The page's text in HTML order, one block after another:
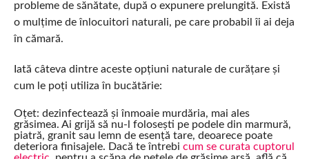
probleme de sănătate, după o expunere prelungită. Există
o mulțime de înlocuitori naturali, pe care probabil îi ai deja
în cămară.
Iată câteva dintre aceste opțiuni naturale de curățare și
cum le poți utiliza în bucătărie:
Oțet: dezinfectează și înmoaie murdăria, mai ales
grăsimea. Ai grijă să nu-l folosești pe podele din marmură,
piatră, granit sau lemn de esență tare, deoarece poate
deteriora finisajele. Dacă te întrebi cum se curata cuptorul